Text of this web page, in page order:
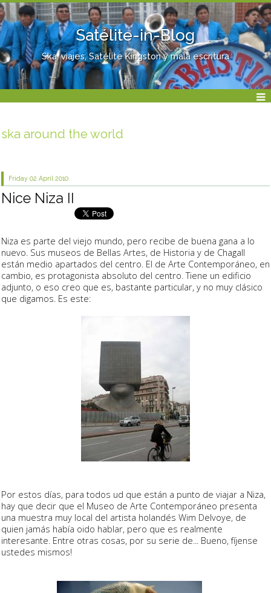
Satélite-in-Blog
Ska, viajes, Satélite Kingston y mala escritura
ska around the world
Friday 02 April 2010
Nice Niza II
Niza es parte del viejo mundo, pero recibe de buena gana a lo
nuevo. Sus museos de Bellas Artes, de Historia y de Chagall
están medio apartados del centro. El de Arte Contemporáneo, en
cambio, es protagonista absoluto del centro. Tiene un edificio
adjunto, o eso creo que es, bastante particular, y no muy clásico
que digamos. Es este:
Por estos días, para todos ud que están a punto de viajar a Niza,
hay que decir que el Museo de Arte Contemporáneo presenta
una muestra muy local del artista holandés Wim Delvoye, de
quien jamás había oido hablar, pero que es realmente
interesante. Entre otras cosas, por su serie de... Bueno, fíjense
ustedes mismos!